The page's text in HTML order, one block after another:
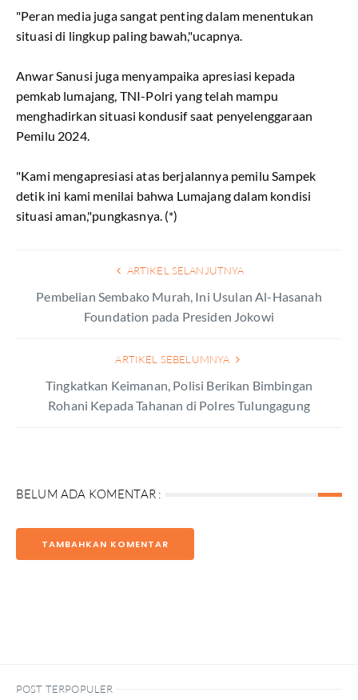
"Peran media juga sangat penting dalam menentukan
situasi di lingkup paling bawah,"ucapnya.
Anwar Sanusi juga menyampaika apresiasi kepada
pemkab lumajang, TNI-Polri yang telah mampu
menghadirkan situasi kondusif saat penyelenggaraan
Pemilu 2024.
"Kami mengapresiasi atas berjalannya pemilu Sampek
detik ini kami menilai bahwa Lumajang dalam kondisi
situasi aman,"pungkasnya. (*)
ARTIKEL SELANJUTNYA
Pembelian Sembako Murah, Ini Usulan Al-Hasanah
Foundation pada Presiden Jokowi
ARTIKEL SEBELUMNYA
Tingkatkan Keimanan, Polisi Berikan Bimbingan
Rohani Kepada Tahanan di Polres Tulungagung
BELUM ADA KOMENTAR :
TAMBAHKAN KOMENTAR
POST TERPOPULER